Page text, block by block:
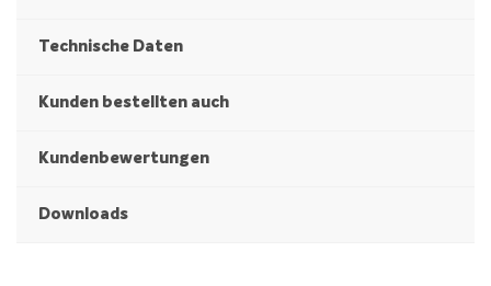
Technische Daten
Kunden bestellten auch
Kundenbewertungen
Downloads